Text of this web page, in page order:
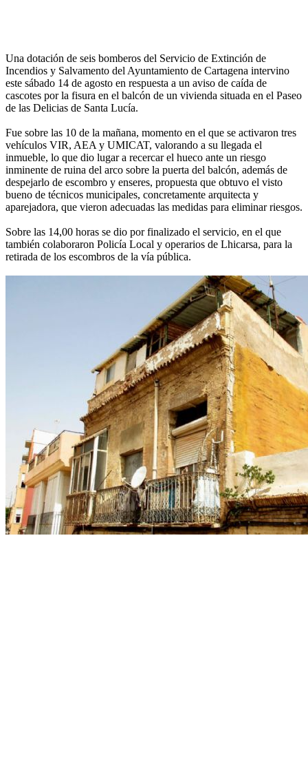
Una dotación de seis bomberos del Servicio de Extinción de
Incendios y Salvamento del Ayuntamiento de Cartagena intervino
este sábado 14 de agosto en respuesta a un aviso de caída de
cascotes por la fisura en el balcón de un vivienda situada en el Paseo
de las Delicias de Santa Lucía.
Fue sobre las 10 de la mañana, momento en el que se activaron tres
vehículos VIR, AEA y UMICAT, valorando a su llegada el
inmueble, lo que dio lugar a recercar el hueco ante un riesgo
inminente de ruina del arco sobre la puerta del balcón, además de
despejarlo de escombro y enseres, propuesta que obtuvo el visto
bueno de técnicos municipales, concretamente arquitecta y
aparejadora, que vieron adecuadas las medidas para eliminar riesgos.
Sobre las 14,00 horas se dio por finalizado el servicio, en el que
también colaboraron Policía Local y operarios de Lhicarsa, para la
retirada de los escombros de la vía pública.